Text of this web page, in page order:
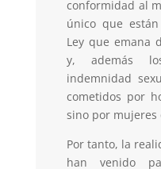
conformidad al
único que
Ley que emana
y, además
indemnidad
cometidos por
sino por mujeres
Por tanto, la
han venido